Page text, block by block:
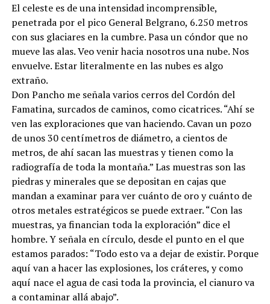
El celeste es de una intensidad incomprensible,
penetrada por el pico General Belgrano, 6.250 metros
con sus glaciares en la cumbre. Pasa un cóndor que no
mueve las alas. Veo venir hacia nosotros una nube. Nos
envuelve. Estar literalmente en las nubes es algo
extraño.
Don Pancho me señala varios cerros del Cordón del
Famatina, surcados de caminos, como cicatrices. “Ahí se
ven las exploraciones que van haciendo. Cavan un pozo
de unos 30 centímetros de diámetro, a cientos de
metros, de ahí sacan las muestras y tienen como la
radiografía de toda la montaña.” Las muestras son las
piedras y minerales que se depositan en cajas que
mandan a examinar para ver cuánto de oro y cuánto de
otros metales estratégicos se puede extraer. “Con las
muestras, ya financian toda la exploración” dice el
hombre. Y señala en círculo, desde el punto en el que
estamos parados: “Todo esto va a dejar de existir. Porque
aquí van a hacer las explosiones, los cráteres, y como
aquí nace el agua de casi toda la provincia, el cianuro va
a contaminar allá abajo”.